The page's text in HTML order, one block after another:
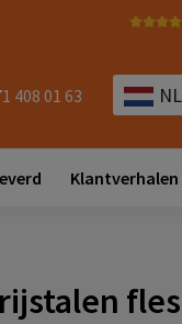
408 01 63 NL
Klantverhalen